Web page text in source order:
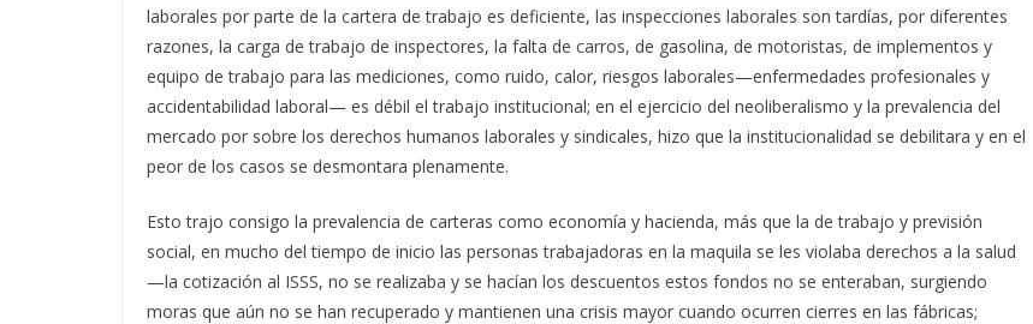
laborales por parte de la cartera de trabajo es deficiente, las inspecciones laborales son tardías, por diferentes
razones, la carga de trabajo de inspectores, la falta de carros, de gasolina, de motoristas, de implementos y
equipo de trabajo para las mediciones, como ruido, calor, riesgos laborales—enfermedades profesionales y
accidentabilidad laboral— es débil el trabajo institucional; en el ejercicio del neoliberalismo y la prevalencia del
mercado por sobre los derechos humanos laborales y sindicales, hizo que la institucionalidad se debilitara y en el
peor de los casos se desmontara plenamente.
Esto trajo consigo la prevalencia de carteras como economía y hacienda, más que la de trabajo y previsión
social, en mucho del tiempo de inicio las personas trabajadoras en la maquila se les violaba derechos a la salud
—la cotización al ISSS, no se realizaba y se hacían los descuentos estos fondos no se enteraban, surgiendo
moras que aún no se han recuperado y mantienen una crisis mayor cuando ocurren cierres en las fábricas;